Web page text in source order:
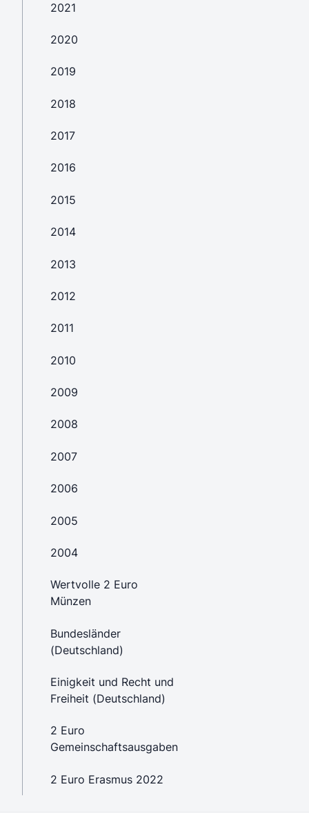
2021
2020
2019
2018
2017
2016
2015
2014
2013
2012
2011
2010
2009
2008
2007
2006
2005
2004
Wertvolle 2 Euro
Münzen
Bundesländer
(Deutschland)
Einigkeit und Recht und
Freiheit (Deutschland)
2 Euro
Gemeinschaftsausgaben
2 Euro Erasmus 2022